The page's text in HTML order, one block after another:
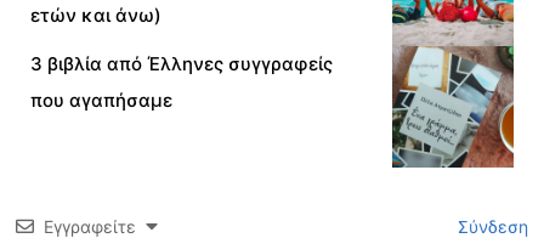
ετών και άνω)
3 βιβλία από Έλληνες συγγραφείς
που αγαπήσαμε
Εγγραφείτε Σύνδεση